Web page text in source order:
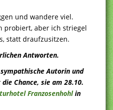
und wandere viel.
probiert, aber ich striegel
statt draufzusitzen.
Antworten.
Autorin und
Chance, sie am 28.10.
Franzosenhohlin